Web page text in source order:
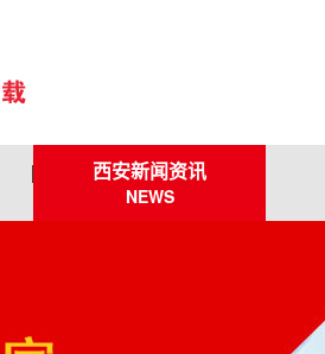
西安新闻资讯
NEWS